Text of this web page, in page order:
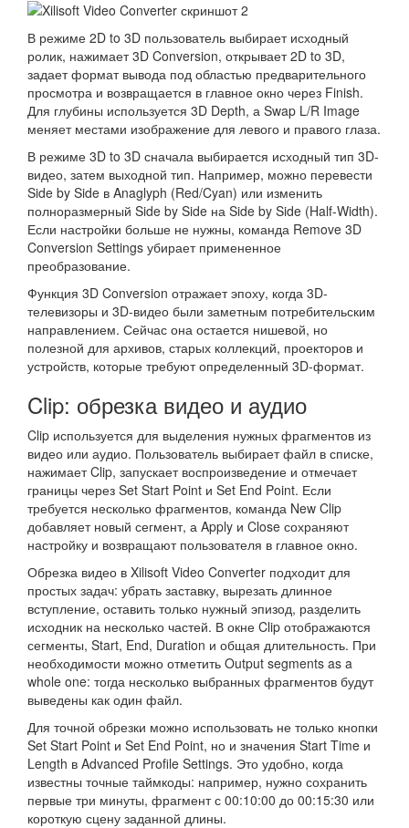
В режиме 2D to 3D пользователь выбирает исходный
ролик, нажимает 3D Conversion, открывает 2D to 3D,
задает формат вывода под областью предварительного
просмотра и возвращается в главное окно через Finish.
Для глубины используется 3D Depth, а Swap L/R Image
меняет местами изображение для левого и правого глаза.
В режиме 3D to 3D сначала выбирается исходный тип 3D-
видео, затем выходной тип. Например, можно перевести
Side by Side в Anaglyph (Red/Cyan) или изменить
полноразмерный Side by Side на Side by Side (Half-Width).
Если настройки больше не нужны, команда Remove 3D
Conversion Settings убирает примененное
преобразование.
Функция 3D Conversion отражает эпоху, когда 3D-
телевизоры и 3D-видео были заметным потребительским
направлением. Сейчас она остается нишевой, но
полезной для архивов, старых коллекций, проекторов и
устройств, которые требуют определенный 3D-формат.
Clip: обрезка видео и аудио
Clip используется для выделения нужных фрагментов из
видео или аудио. Пользователь выбирает файл в списке,
нажимает Clip, запускает воспроизведение и отмечает
границы через Set Start Point и Set End Point. Если
требуется несколько фрагментов, команда New Clip
добавляет новый сегмент, а Apply и Close сохраняют
настройку и возвращают пользователя в главное окно.
Обрезка видео в Xilisoft Video Converter подходит для
простых задач: убрать заставку, вырезать длинное
вступление, оставить только нужный эпизод, разделить
исходник на несколько частей. В окне Clip отображаются
сегменты, Start, End, Duration и общая длительность. При
необходимости можно отметить Output segments as a
whole one: тогда несколько выбранных фрагментов будут
выведены как один файл.
Для точной обрезки можно использовать не только кнопки
Set Start Point и Set End Point, но и значения Start Time и
Length в Advanced Profile Settings. Это удобно, когда
известны точные таймкоды: например, нужно сохранить
первые три минуты, фрагмент с 00:10:00 до 00:15:30 или
короткую сцену заданной длины.